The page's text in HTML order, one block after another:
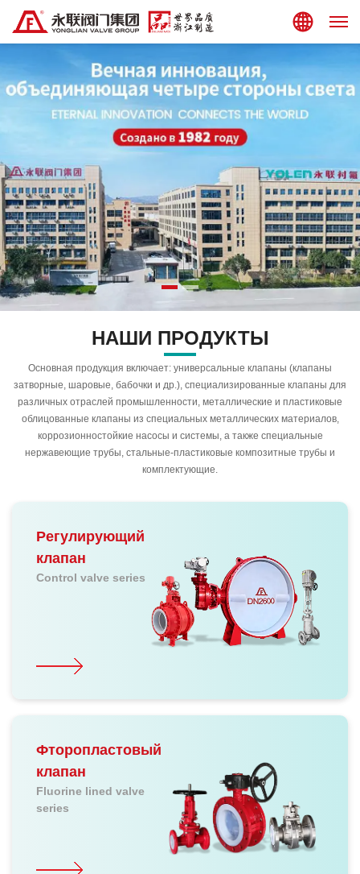
НАШИ ПРОДУКТЫ
Основная продукция включает: универсальные клапаны (клапаны
затворные, шаровые, бабочки и др.), специализированные клапаны для
различных отраслей промышленности, металлические и пластиковые
облицованные клапаны из специальных металлических материалов,
коррозионностойкие насосы и системы, а также специальные
нержавеющие трубы, стальные-пластиковые композитные трубы и
комплектующие.
Регулирующий
клапан
Control valve series
Фторопластовый
клапан
Fluorine lined valve
series